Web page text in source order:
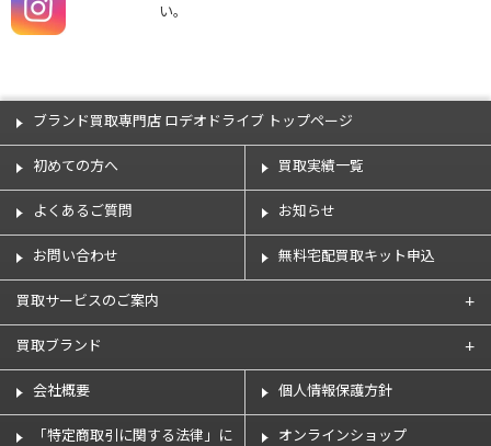
い。
ブランド買取専門店 ロデオドライブ トップページ
初めての方へ 買取実績一覧
よくあるご質問 お知らせ
お問い合わせ 無料宅配買取キット申込
買取サービスのご案内
買取ブランド
会社概要 個人情報保護方針
「特定商取引に関する法律」に
オンラインショップ